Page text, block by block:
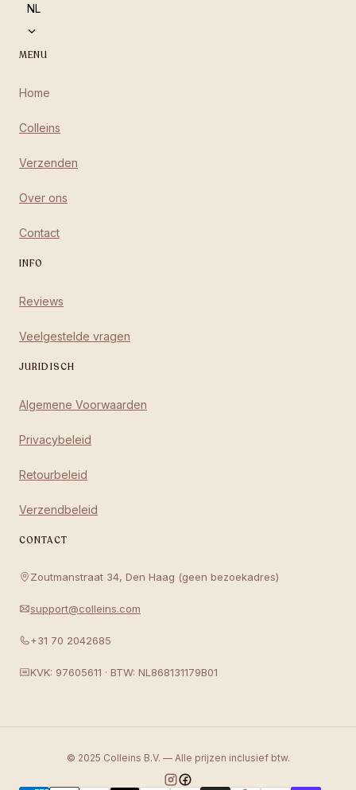
NL
MENU
Home
Colleins
Verzenden
Over ons
Contact
INFO
Reviews
Veelgestelde vragen
JURIDISCH
Algemene Voorwaarden
Privacybeleid
Retourbeleid
Verzendbeleid
CONTACT
Zoutmanstraat 34, Den Haag (geen bezoekadres)
support@colleins.com
+31 70 2042685
KVK: 97605611 · BTW: NL868131179B01
© 2025 Colleins B.V. — Alle prijzen inclusief btw.